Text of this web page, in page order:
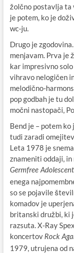
žolčno postavlja ta
je potem, ko je
wc-ju.
Drugo je
menjavam. Prva je
kar impresivno
vihravo nelogičen
melodično-
pop godbah je tu
močni nastopači,
Bend je – potem
tudi zaradi
Leta 1978 je
znameniti oddaji,
Germfree
enega
so se pojavile
komadov je
britanski družbi, ki
razsuta. X-Ray
koncertov Rock
1979, utrujena od